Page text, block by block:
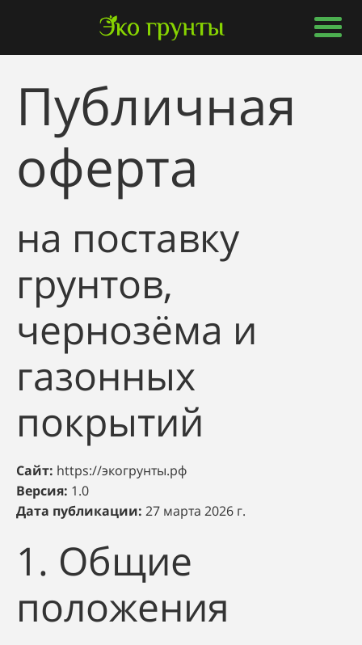
Публичная
оферта
на поставку
грунтов,
чернозёма и
газонных
покрытий
Сайт: https://экогрунты.рф
Версия: 1.0
Дата публикации: 27 марта 2026 г.
1. Общие
положения